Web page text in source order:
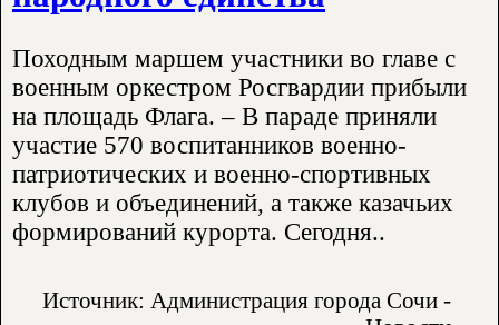
Походным маршем участники во главе с
военным оркестром Росгвардии прибыли
на площадь Флага. – В параде приняли
участие 570 воспитанников военно-
патриотических и военно-спортивных
клубов и объединений, а также казачьих
формирований курорта. Сегодня..
Источник: Администрация города Сочи -